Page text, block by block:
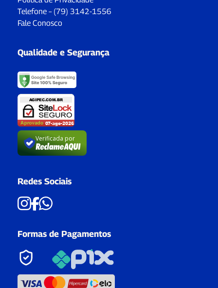
Telefone – (79) 3142-1556
Fale Conosco
Qualidade e Segurança
Verificada por
Redes Sociais
Formas de Pagamentos